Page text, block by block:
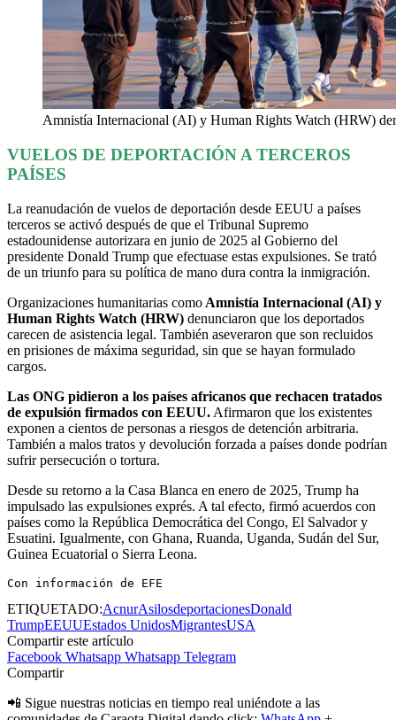
Amnistía Internacional (AI) y Human Rights Watch (HRW)
VUELOS DE DEPORTACIÓN A TERCEROS
PAÍSES
La reanudación de vuelos de deportación desde EEUU a países
terceros se activó después de que el Tribunal Supremo
estadounidense autorizara en junio de 2025 al Gobierno del
presidente Donald Trump que efectuase estas expulsiones. Se trató
de un triunfo para su política de mano dura contra la inmigración.
Organizaciones humanitarias como Amnistía Internacional (AI) y
Human Rights Watch (HRW) denunciaron que los deportados
carecen de asistencia legal. También aseveraron que son recluidos
en prisiones de máxima seguridad, sin que se hayan formulado
cargos.
Las ONG pidieron a los países africanos que rechacen tratados
de expulsión firmados con EEUU. Afirmaron que los existentes
exponen a cientos de personas a riesgos de detención arbitraria.
También a malos tratos y devolución forzada a países donde podrían
sufrir persecución o tortura.
Desde su retorno a la Casa Blanca en enero de 2025, Trump ha
impulsado las expulsiones exprés. A tal efecto, firmó acuerdos con
países como la República Democrática del Congo, El Salvador y
Esuatini. Igualmente, con Ghana, Ruanda, Uganda, Sudán del Sur,
Guinea Ecuatorial o Sierra Leona.
Con información de EFE
ETIQUETADO:AcnurAsilosdeportacionesDonald
TrumpEEUUEstados UnidosMigrantesUSA
Compartir este artículo
Facebook Whatsapp Whatsapp Telegram
Compartir
📲 Sigue nuestras noticias en tiempo real uniéndote a las